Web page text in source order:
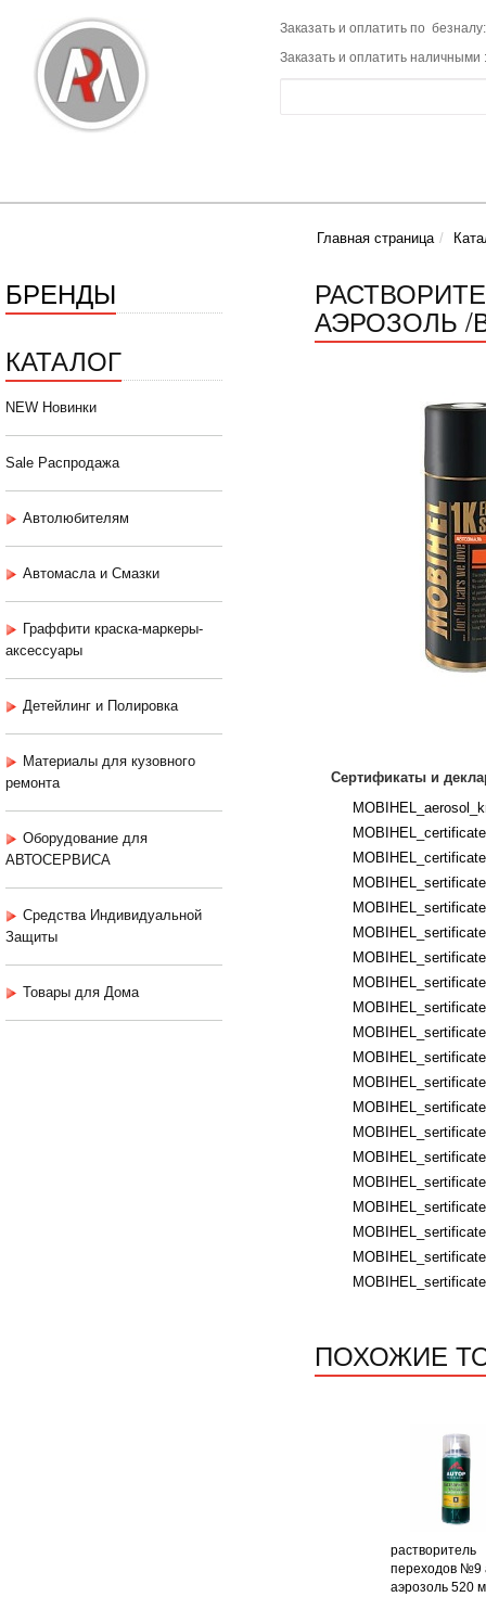
Заказать и оплатить по
Заказать и оплатить наличными
Главная страница
БРЕНДЫ
КАТАЛОГ
NEW Новинки
Sale Распродажа
Автолюбителям
Автомасла и Смазки
Граффити краска-маркеры-
аксессуары
Детейлинг и Полировка
Материалы для кузовного
ремонта
Оборудование для
АВТОСЕРВИСА
Средства Индивидуальной
Защиты
Товары для Дома
АЭРОЗОЛЬ /
Сертификаты и
ПОХОЖИЕ
растворитель
переходов №9
аэрозоль 520